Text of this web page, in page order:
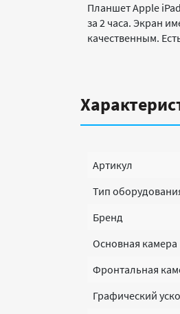
Планшет Apple
за 2 часа. Экран
качественным.
Артикул
Тип
Бренд
Основная камера
Фронтальная
Графический